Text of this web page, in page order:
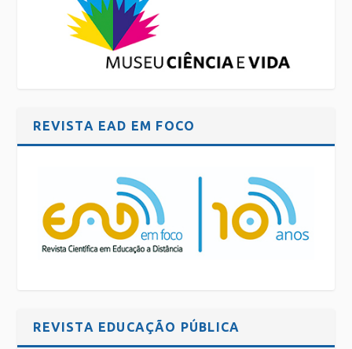
REVISTA EAD EM FOCO
REVISTA EDUCAÇÃO PÚBLICA